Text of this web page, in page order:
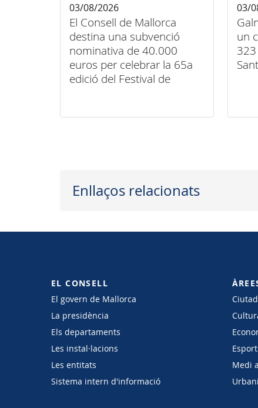
El Consell de Mallorca
destina una subvenció
nominativa de 40.000
euros per celebrar la 65a
edició del Festival de
03/08/2026
un
03/
Enllaços relacionats
EL CONSELL
El govern de Mallorca
La presidència
Els departaments
Les instal·lacions
Les entitats
Sistema intern d'informació
Medi